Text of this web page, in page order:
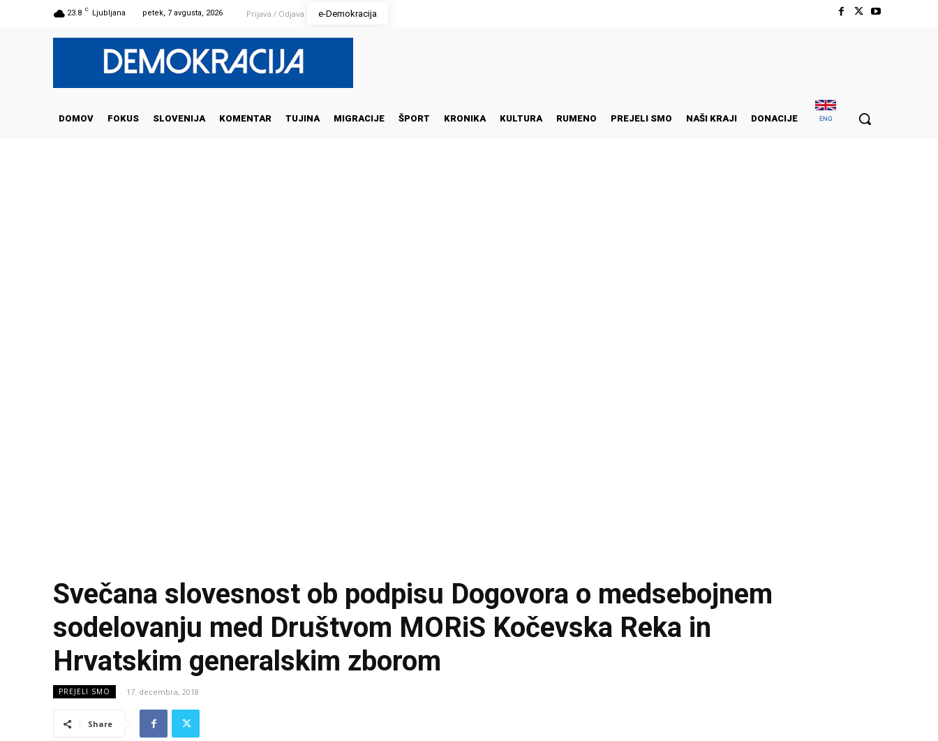
23.8 C Ljubljana petek, 7 avgusta, 2026 Prijava / Odjava e-Demokracija
DOMOV FOKUS SLOVENIJA KOMENTAR TUJINA MIGRACIJE ŠPORT KRONIKA KULTURA RUMENO PREJELI SMO NAŠI KRAJI DONACIJE ENG
Svečana slovesnost ob podpisu Dogovora o medsebojnem
sodelovanju med Društvom MORiS Kočevska Reka in
Hrvatskim generalskim zborom
PREJELI SMO 17. decembra, 2018
Share